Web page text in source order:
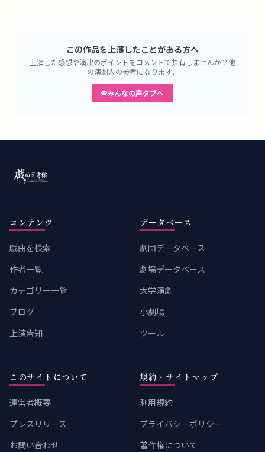
この作品を上演したことがある方へ
上演した感想や演出のポイントをコメントで共有しませんか？他
の演劇人の参考になります。
みんなの声タブへ
コンテンツ
戯曲を検索
作者一覧
カテゴリー一覧
ブログ
上演告知
データベース
劇団データベース
劇場データベース
大学演劇
小劇場
ツール
このサイトについて
運営者概要
プレスリリース
お問い合わせ
規約・サイトマップ
利用規約
プライバシーポリシー
著作権について